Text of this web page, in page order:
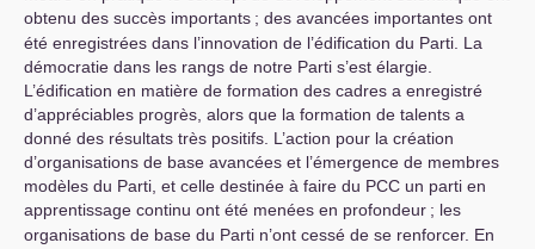
obtenu des succès importants ; des avancées importantes ont
été enregistrées dans l’innovation de l’édification du Parti. La
démocratie dans les rangs de notre Parti s’est élargie.
L’édification en matière de formation des cadres a enregistré
d’appréciables progrès, alors que la formation de talents a
donné des résultats très positifs. L’action pour la création
d’organisations de base avancées et l’émergence de membres
modèles du Parti, et celle destinée à faire du PCC un parti en
apprentissage continu ont été menées en profondeur ; les
organisations de base du Parti n’ont cessé de se renforcer. En